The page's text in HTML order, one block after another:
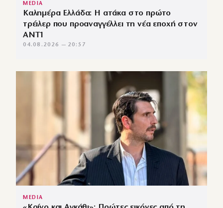
MEDIA
Καλημέρα Ελλάδα: Η ατάκα στο πρώτο
τρέιλερ που προαναγγέλλει τη νέα εποχή στον
ΑΝΤ1
04.08.2026 — 20:57
MEDIA